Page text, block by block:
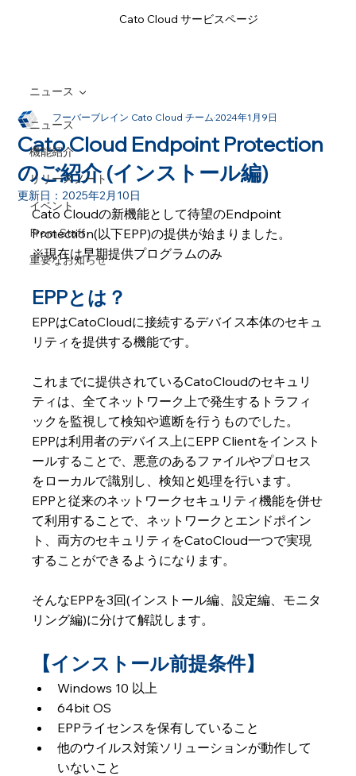
Cato Cloud サービスページ
ニュース
機能紹介
リリースノート
イベント
From Staff
重要なお知らせ
ニュース
Cato Cloud Endpoint Protection
のご紹介 (インストール編)
フーバーブレイン Cato Cloud チーム2024年1月9日
更新日：2025年2月10日
Cato Cloudの新機能として待望のEndpoint
Protection(以下EPP)の提供が始まりました。
※現在は早期提供プログラムのみ
EPPとは？
EPPはCatoCloudに接続するデバイス本体のセキュ
リティを提供する機能です。
これまでに提供されているCatoCloudのセキュリ
ティは、全てネットワーク上で発生するトラフィ
ックを監視して検知や遮断を行うものでした。
EPPは利用者のデバイス上にEPP Clientをインスト
ールすることで、悪意のあるファイルやプロセス
をローカルで識別し、検知と処理を行います。
EPPと従来のネットワークセキュリティ機能を併せ
て利用することで、ネットワークとエンドポイン
ト、両方のセキュリティをCatoCloud一つで実現
することができるようになります。
そんなEPPを3回(インストール編、設定編、モニタ
リング編)に分けて解説します。
【インストール前提条件】
Windows 10 以上
64bit OS
EPPライセンスを保有していること
他のウイルス対策ソリューションが動作して
いないこと